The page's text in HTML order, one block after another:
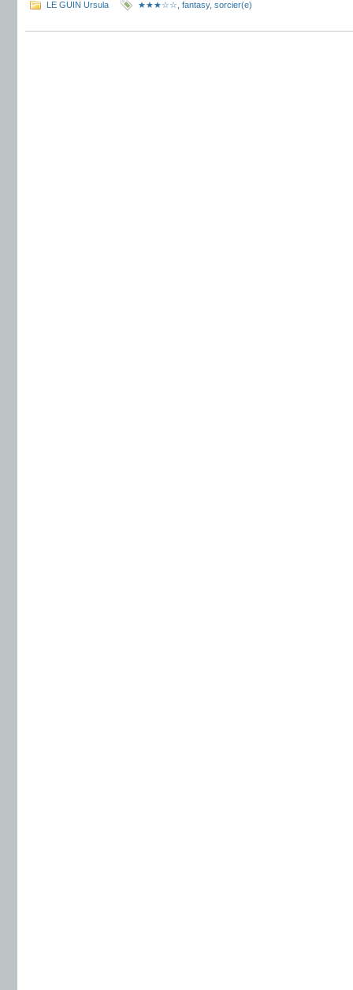
LE GUIN Ursula ★★★☆☆ fantasy, sorcier(e)